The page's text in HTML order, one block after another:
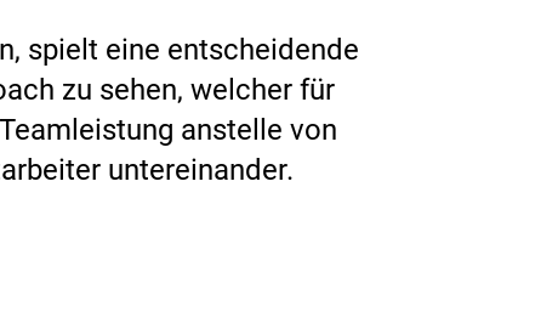
spielt eine entscheidende
zu sehen, welcher für
anstelle von
untereinander.